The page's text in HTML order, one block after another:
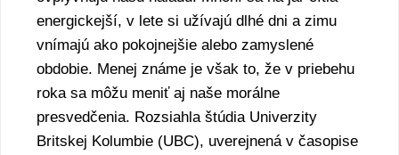
energickejší, v lete si užívajú dlhé dni a zimu
vnímajú ako pokojnejšie alebo zamyslené
obdobie. Menej známe je však to, že v priebehu
roka sa môžu meniť aj naše morálne
presvedčenia. Rozsiahla štúdia Univerzity
Britskej Kolumbie (UBC), uverejnená v časopise